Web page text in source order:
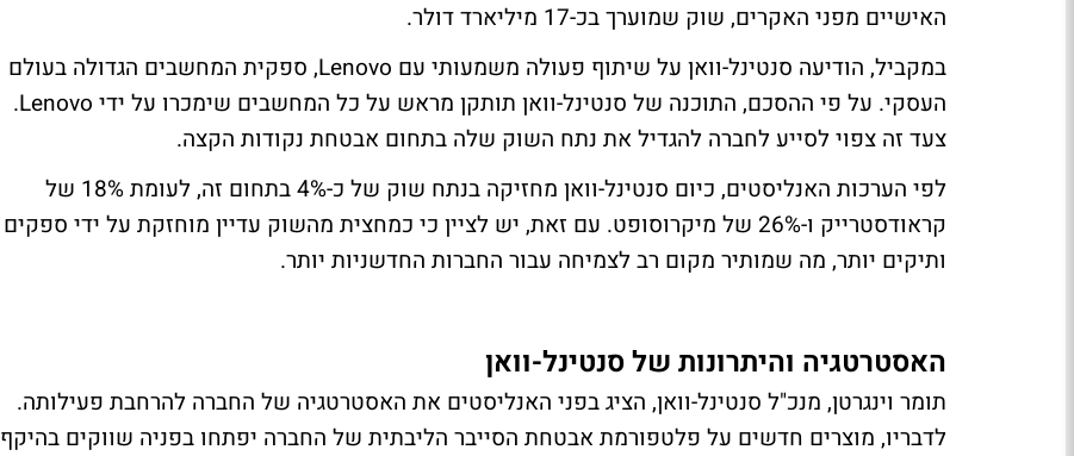
האישיים מפני האקרים, שוק שמוערך בכ-17 מיליארד דולר.
במקביל, הודיעה סנטינל-וואן על שיתוף פעולה משמעותי עם Lenovo, ספקית המחשבים הגדולה בעולם
העסקי. על פי ההסכם, התוכנה של סנטינל-וואן תותקן מראש על כל המחשבים שימכרו על ידי Lenovo.
צעד זה צפוי לסייע לחברה להגדיל את נתח השוק שלה בתחום אבטחת נקודות הקצה.
לפי הערכות האנליסטים, כיום סנטינל-וואן מחזיקה בנתח שוק של כ-4% בתחום זה, לעומת 18% של
קראודסטרייק ו-26% של מיקרוסופט. עם זאת, יש לציין כי כמחצית מהשוק עדיין מוחזקת על ידי ספקים
ותיקים יותר, מה שמותיר מקום רב לצמיחה עבור החברות החדשניות יותר.
האסטרטגיה והיתרונות של סנטינל-וואן
תומר וינגרטן, מנכ"ל סנטינל-וואן, הציג בפני האנליסטים את האסטרטגיה של החברה להרחבת פעילותה.
לדבריו, מוצרים חדשים על פלטפורמת אבטחת הסייבר הליבתית של החברה יפתחו בפניה שווקים בהיקף